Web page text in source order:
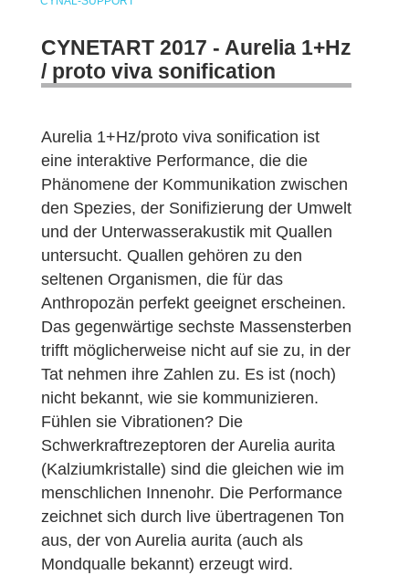
CYNETART 2017 - Aurelia 1+Hz
/ proto viva sonification
Aurelia 1+Hz/proto viva sonification ist
eine interaktive Performance, die die
Phänomene der Kommunikation zwischen
den Spezies, der Sonifizierung der Umwelt
und der Unterwasserakustik mit Quallen
untersucht. Quallen gehören zu den
seltenen Organismen, die für das
Anthropozän perfekt geeignet erscheinen.
Das gegenwärtige sechste Massensterben
trifft möglicherweise nicht auf sie zu, in der
Tat nehmen ihre Zahlen zu. Es ist (noch)
nicht bekannt, wie sie kommunizieren.
Fühlen sie Vibrationen? Die
Schwerkraftrezeptoren der Aurelia aurita
(Kalziumkristalle) sind die gleichen wie im
menschlichen Innenohr. Die Performance
zeichnet sich durch live übertragenen Ton
aus, der von Aurelia aurita (auch als
Mondqualle bekannt) erzeugt wird.